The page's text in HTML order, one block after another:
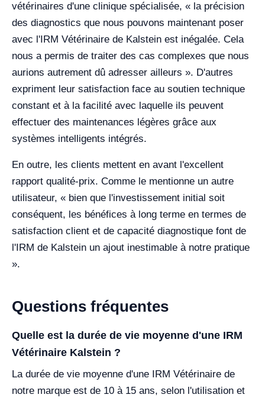
vétérinaires d'une clinique spécialisée, « la précision
des diagnostics que nous pouvons maintenant poser
avec l'IRM Vétérinaire de Kalstein est inégalée. Cela
nous a permis de traiter des cas complexes que nous
aurions autrement dû adresser ailleurs ». D'autres
expriment leur satisfaction face au soutien technique
constant et à la facilité avec laquelle ils peuvent
effectuer des maintenances légères grâce aux
systèmes intelligents intégrés.
En outre, les clients mettent en avant l'excellent
rapport qualité-prix. Comme le mentionne un autre
utilisateur, « bien que l'investissement initial soit
conséquent, les bénéfices à long terme en termes de
satisfaction client et de capacité diagnostique font de
l'IRM de Kalstein un ajout inestimable à notre pratique
».
Questions fréquentes
Quelle est la durée de vie moyenne d'une IRM
Vétérinaire Kalstein ?
La durée de vie moyenne d'une IRM Vétérinaire de
notre marque est de 10 à 15 ans, selon l'utilisation et